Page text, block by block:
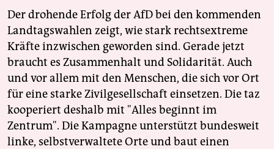
Der drohende Erfolg der AfD bei den kommenden
Landtagswahlen zeigt, wie stark rechtsextreme
Kräfte inzwischen geworden sind. Gerade jetzt
braucht es Zusammenhalt und Solidarität. Auch
und vor allem mit den Menschen, die sich vor Ort
für eine starke Zivilgesellschaft einsetzen. Die taz
kooperiert deshalb mit "Alles beginnt im
Zentrum". Die Kampagne unterstützt bundesweit
linke, selbstverwaltete Orte und baut einen